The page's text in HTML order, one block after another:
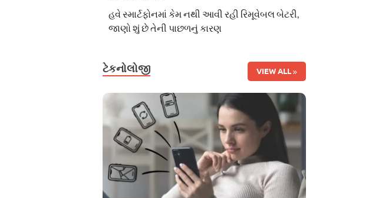
હવે સ્માર્ટફોનમાં કેમ નથી આવી રહી રિમૂવેબલ બેટરી,
જાણો શું છે તેની પાછળનું કારણ
ટેકનોલોજી VIEW ALL